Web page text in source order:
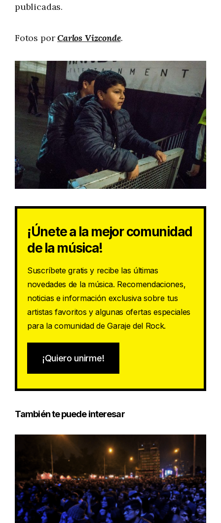
publicadas.
Fotos porCarlos Vizconde.
¡Únete a la mejor comunidad
de la música!
Suscríbete gratis y recibe las últimas
novedades de la música. Recomendaciones,
noticias e información exclusiva sobre tus
artistas favoritos y algunas ofertas especiales
para la comunidad de Garaje del Rock.
¡Quiero unirme!
También te puede interesar